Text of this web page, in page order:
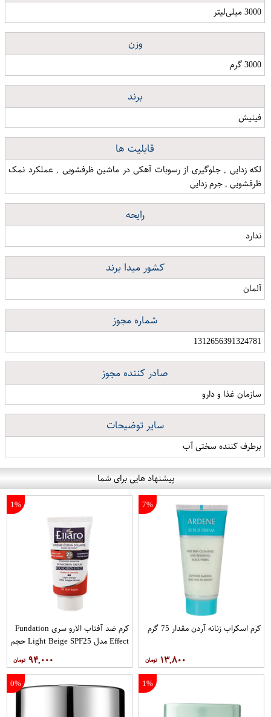
3000 میلی‌لیتر
وزن
3000 گرم
برند
فینیش
قابلیت ها
لکه زدایی , جلوگیری از رسوبات آهکی در ماشین ظرفشویی , عملکرد نمک
ظرفشویی , جرم زدایی
رایحه
ندارد
کشور مبدا برند
آلمان
شماره مجوز
1312656391324781
صادر کننده مجوز
سازمان غذا و دارو
سایر توضیحات
برطرف کننده سختی آب
پیشنهاد هایی برای شما
7%
کرم اسکراب زنانه آردن مقدار 75 گرم
۱۳,۸۰۰
1%
کرم ضد آفتاب الارو سری Fundation
Effect مدل Light Beige SPF25 حجم
۹۴,۰۰۰
1%
0%